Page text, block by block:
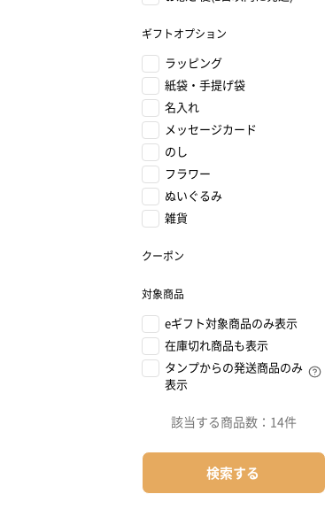
ギフトオプション
ラッピング
紙袋・手提げ袋
名入れ
メッセージカード
のし
フラワー
ぬいぐるみ
雑貨
クーポン
対象商品
eギフト対象商品のみ表示
在庫切れ商品も表示
タンプからの発送商品のみ
表示
該当する商品数： 14件
検索する